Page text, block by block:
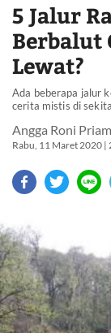
5 Jalur
Berbalut
Lewat?
Ada beberapa jalur
cerita mistis di
Angga Roni
Rabu, 11 Maret 2020 |